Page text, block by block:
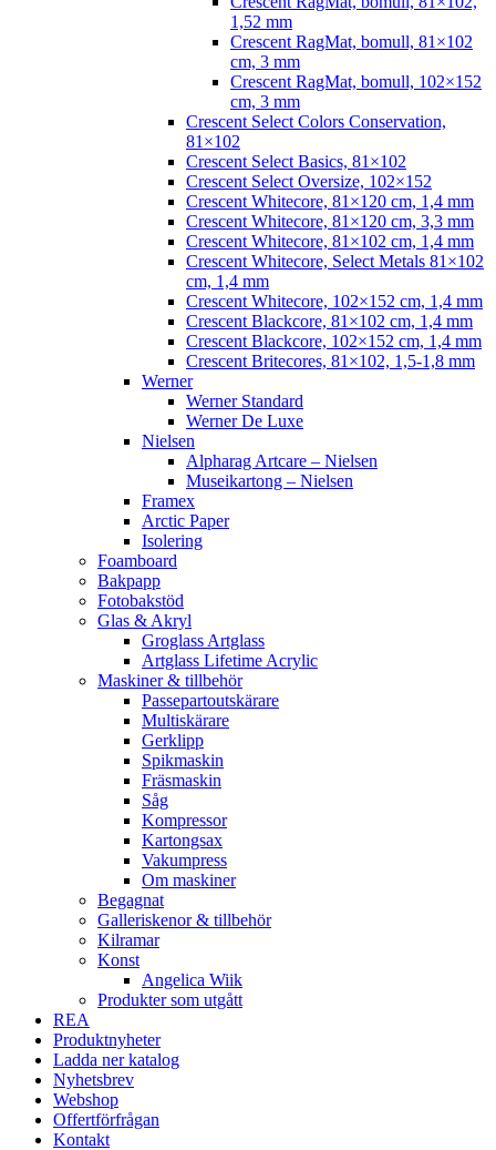
1,52 mm
Crescent RagMat, bomull, 81×102
cm, 3 mm
Crescent RagMat, bomull, 102×152
cm, 3 mm
Crescent Select Colors Conservation,
81×102
Crescent Select Basics, 81×102
Crescent Select Oversize, 102×152
Crescent Whitecore, 81×120 cm, 1,4 mm
Crescent Whitecore, 81×120 cm, 3,3 mm
Crescent Whitecore, 81×102 cm, 1,4 mm
Crescent Whitecore, Select Metals 81×102
cm, 1,4 mm
Crescent Whitecore, 102×152 cm, 1,4 mm
Crescent Blackcore, 81×102 cm, 1,4 mm
Crescent Blackcore, 102×152 cm, 1,4 mm
Crescent Britecores, 81×102, 1,5-1,8 mm
Werner
Werner Standard
Werner De Luxe
Nielsen
Alpharag Artcare – Nielsen
Museikartong – Nielsen
Framex
Arctic Paper
Isolering
Foamboard
Bakpapp
Fotobakstöd
Glas & Akryl
Groglass Artglass
Artglass Lifetime Acrylic
Maskiner & tillbehör
Passepartoutskärare
Multiskärare
Gerklipp
Spikmaskin
Fräsmaskin
Såg
Kompressor
Kartongsax
Vakumpress
Om maskiner
Begagnat
Galleriskenor & tillbehör
Kilramar
Konst
Angelica Wiik
Produkter som utgått
REA
Produktnyheter
Ladda ner katalog
Nyhetsbrev
Webshop
Offertförfrågan
Kontakt